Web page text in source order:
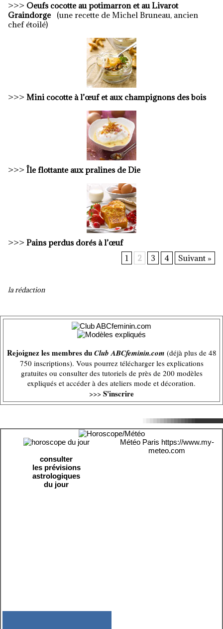
>>> Oeufs cocotte au potimarron et au Livarot
Graindorge (une recette de Michel Bruneau, ancien
chef étoilé)
>>> Mini cocotte à l’œuf et aux champignons des bois
>>> Île flottante aux pralines de Die
>>> Pains perdus dorés à l’œuf
1
2 3 4 Suivant »
la rédaction
Rejoignez les membres duClub ABCfeminin.com (déjà plus de 48
750 inscriptions). Vous pourrez télécharger les explications
gratuites ou consulter des tutoriels de près de 200 modèles
expliqués et accéder à des ateliers mode et décoration.
>>> S'inscrire
consulter
les prévisions
astrologiques
du jour
Météo Paris https://www.my-
meteo.com